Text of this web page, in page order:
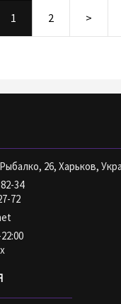
1 2 >
26, Харьков,
34
72